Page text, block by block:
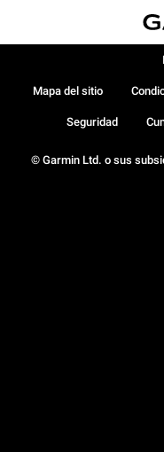
© Garmin Ltd. o sus
Mapa del sitio
Seguridad